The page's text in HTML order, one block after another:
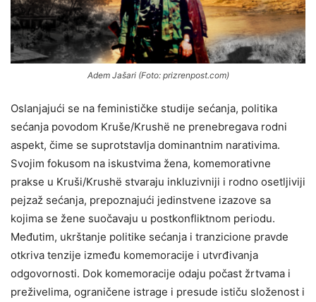
Adem Jašari (Foto: prizrenpost.com)
Oslanjajući se na feminističke studije sećanja, politika
sećanja povodom Kruše/Krushë ne prenebregava rodni
aspekt, čime se suprotstavlja dominantnim narativima.
Svojim fokusom na iskustvima žena, komemorativne
prakse u Kruši/Krushë stvaraju inkluzivniji i rodno osetljiviji
pejzaž sećanja, prepoznajući jedinstvene izazove sa
kojima se žene suočavaju u postkonfliktnom periodu.
Međutim, ukrštanje politike sećanja i tranzicione pravde
otkriva tenzije između komemoracije i utvrđivanja
odgovornosti. Dok komemoracije odaju počast žrtvama i
preživelima, ograničene istrage i presude ističu složenost i